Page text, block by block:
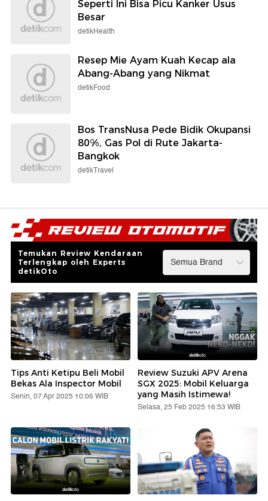
Seperti Ini Bisa Picu Kanker Usus
Besar
detikHealth
Resep Mie Ayam Kuah Kecap ala
Abang-Abang yang Nikmat
detikFood
Bos TransNusa Pede Bidik Okupansi
80%, Gas Pol di Rute Jakarta-
Bangkok
detikTravel
Temukan Review Kendaraan
Terlengkap oleh Experts
detikOto
Tips Anti Ketipu Beli Mobil
Bekas Ala Inspector Mobil
Senin, 07 Apr 2025 10:06 WIB
Review Suzuki APV Arena
SGX 2025: Mobil Keluarga
yang Masih Istimewa!
Selasa, 25 Feb 2025 16:53 WIB